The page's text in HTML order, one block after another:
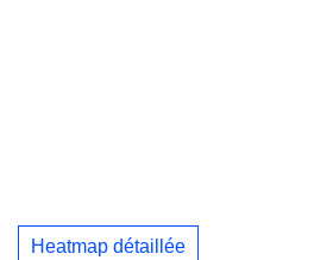
Heatmap détaillée